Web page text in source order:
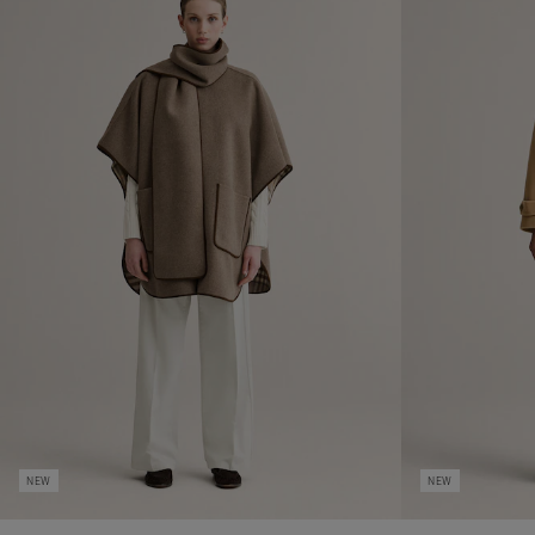
NEW NEW